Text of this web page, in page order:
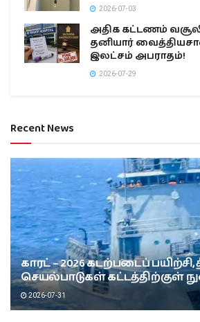
2026-07-03
அதிக கட்டணம்
தனியார்
இலட்சம் அபராதம்!
2026-07-29
Recent News
காரட் – 2026 கடற்படைப்
செயல்பாடுகள் கட்டத்திற்குள்
2026-07-31